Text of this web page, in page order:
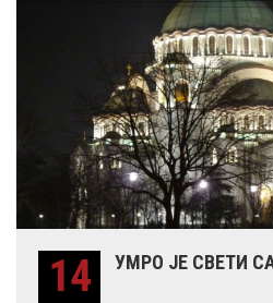
14 УМРО ЈЕ СВЕТИ